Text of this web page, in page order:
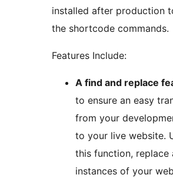
installed after production
the shortcode commands.
Features Include:
A find and replace
to ensure an easy
from your
to your live website.
this function, replace
instances of your